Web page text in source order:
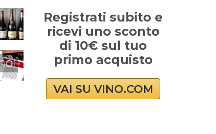
Registrati subito e
ricevi uno sconto
di 10€ sul tuo
primo acquisto
VAI SU VINO.COM